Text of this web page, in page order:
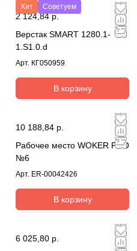
Хит Советуем
2 124,84 р.
Верстак SMART 1280.1-
1.S1.0.d
Арт. КГ050959
В корзину
10 188,84 р.
Рабочее место WOKER PRO
№6
Арт. ER-00042426
В корзину
6 025,80 р.